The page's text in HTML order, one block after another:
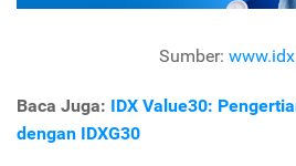
Sumber:
Baca Juga: IDX Value30:
dengan IDXG30